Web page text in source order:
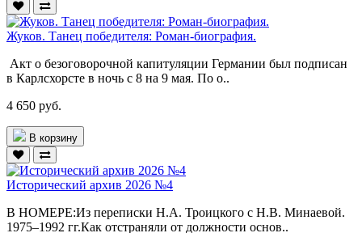
Жуков. Танец победителя: Роман-биография.
Акт о безоговорочной капитуляции Германии был подписан
в Карлсхорсте в ночь с 8 на 9 мая. По о..
4 650 руб.
В корзину
Исторический архив 2026 №4
В НОМЕРЕ:Из переписки Н.А. Троицкого с Н.В. Минаевой.
1975–1992 гг.Как отстраняли от должности основ..